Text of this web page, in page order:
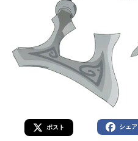
ポスト シェア